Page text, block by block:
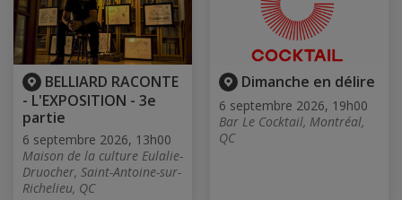
BELLIARD RACONTE
- L'EXPOSITION - 3e
partie
6 septembre 2026, 13h00
Maison de la culture Eulalie-
Druocher, Saint-Antoine-sur-
Richelieu, QC
Dimanche en délire
6 septembre 2026, 19h00
Bar Le Cocktail, Montréal,
QC